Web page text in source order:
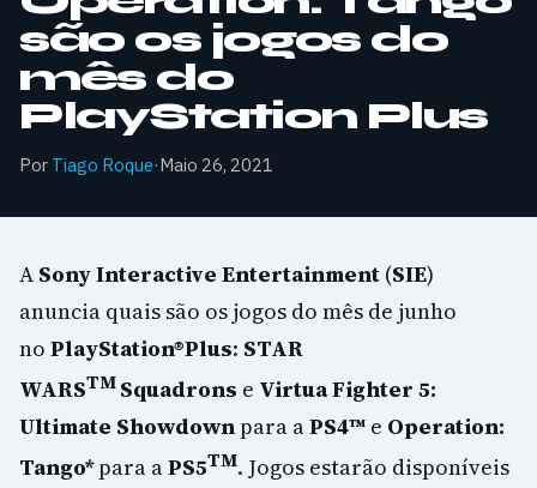
são os jogos do
mês do
PlayStation Plus
Por Tiago Roque·Maio 26, 2021
A Sony Interactive Entertainment (SIE)
anuncia quais são os jogos do mês de junho
no PlayStation®Plus: STAR
WARSTMSquadrons e Virtua Fighter 5:
Ultimate Showdownpara aPS4™ e Operation:
Tango*para aPS5TM. Jogos estarão disponíveis